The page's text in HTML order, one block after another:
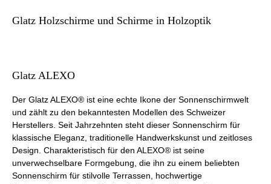
Glatz Holzschirme und Schirme in Holzoptik
Glatz ALEXO
Der Glatz ALEXO® ist eine echte Ikone der Sonnenschirmwelt
und zählt zu den bekanntesten Modellen des Schweizer
Herstellers. Seit Jahrzehnten steht dieser Sonnenschirm für
klassische Eleganz, traditionelle Handwerkskunst und zeitloses
Design. Charakteristisch für den ALEXO® ist seine
unverwechselbare Formgebung, die ihn zu einem beliebten
Sonnenschirm für stilvolle Terrassen, hochwertige